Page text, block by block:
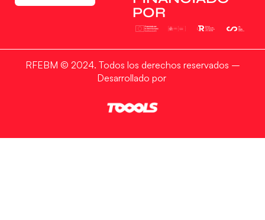
funciones.
Denegar
POR
RFEBM © 2024. Todos los derechos reservados –
Desarrollado por